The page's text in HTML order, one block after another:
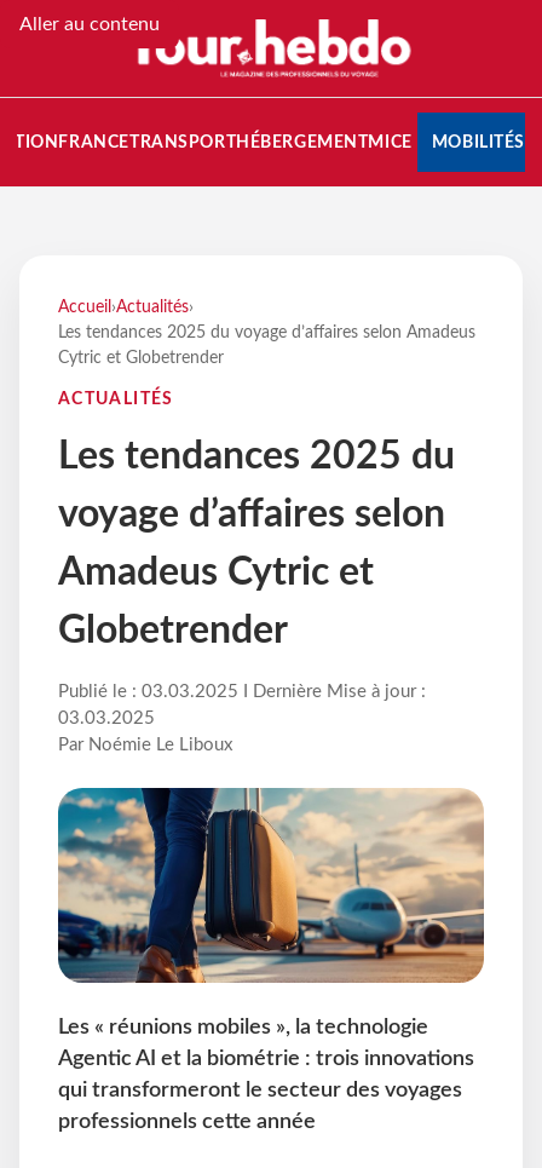
Aller au contenu
FRANCETRANSPORT HÉBERGEMENTMICE MOBILITÉS
Accueil ›Actualités›
Les tendances 2025 du voyage d’affaires selon Amadeus
Cytric et Globetrender
ACTUALITÉS
Les tendances 2025 du
voyage d’affaires selon
Amadeus Cytric et
Globetrender
Publié le : 03.03.2025 I Dernière Mise à jour :
03.03.2025
Par Noémie Le Liboux
Les « réunions mobiles », la technologie
Agentic AI et la biométrie : trois innovations
qui transformeront le secteur des voyages
professionnels cette année